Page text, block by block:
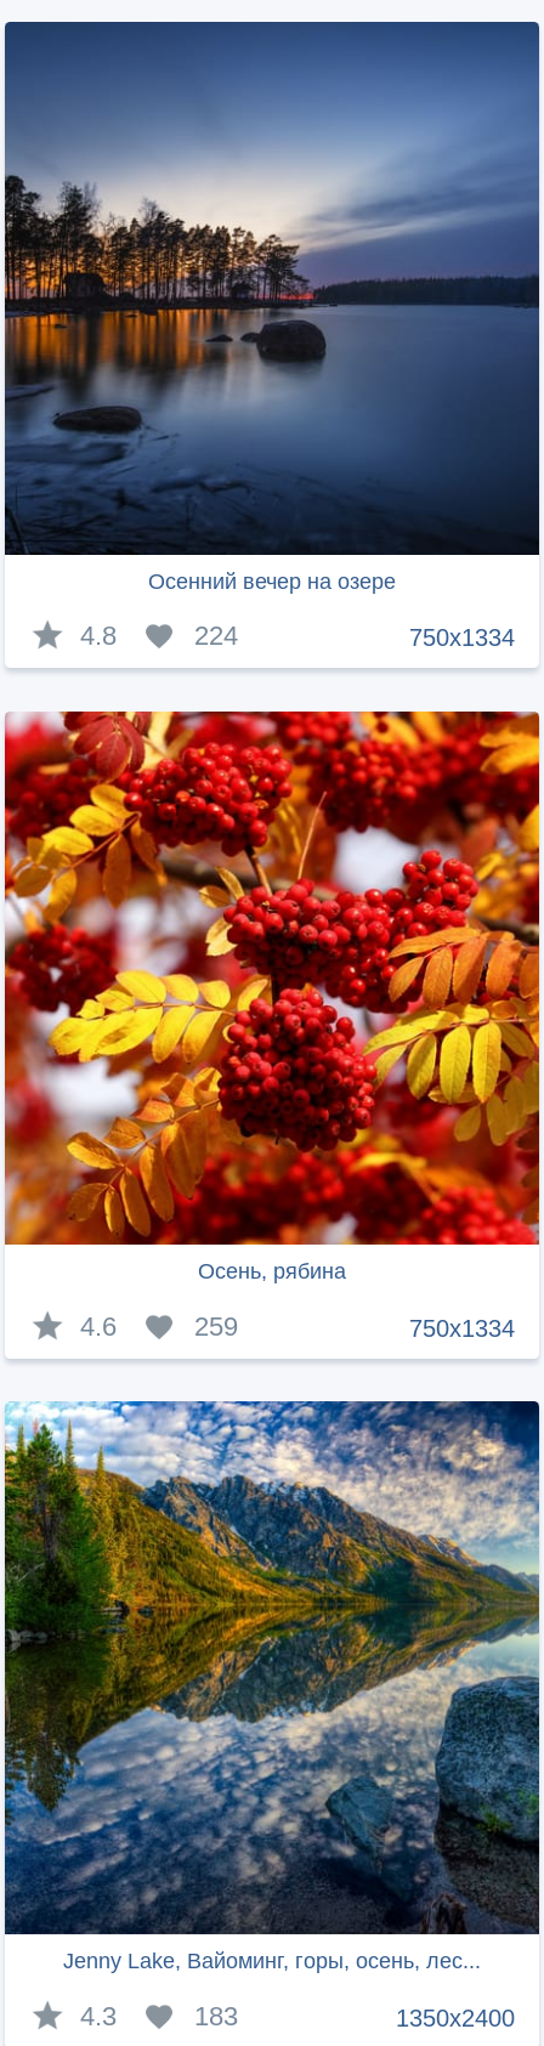
Осенний вечер на озере
750x1334
4.8 224
Осень, рябина
750x1334
4.6 259
Jenny Lake, Вайоминг, горы, осень, лес...
1350x2400
4.3 183